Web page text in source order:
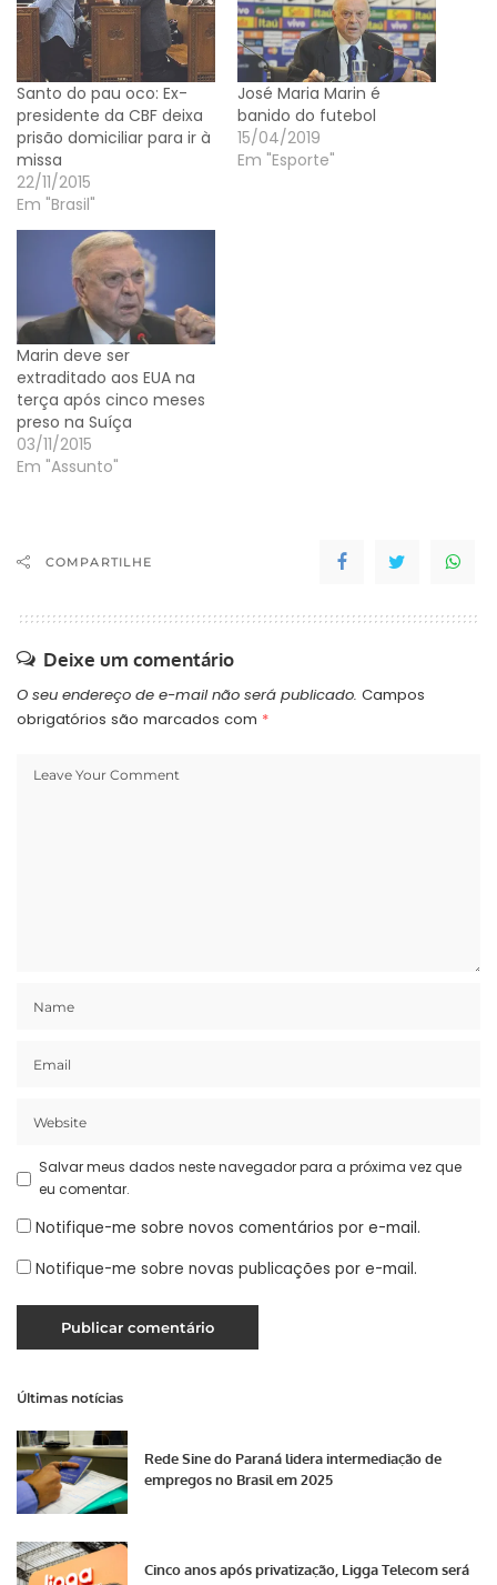
Santo do pau oco: Ex-
presidente da CBF deixa
prisão domiciliar para ir à
missa
22/11/2015
Em "Brasil"
José Maria Marin é
banido do futebol
15/04/2019
Em "Esporte"
Marin deve ser
extraditado aos EUA na
terça após cinco meses
preso na Suíça
03/11/2015
Em "Assunto"
COMPARTILHE
Deixe um comentário
O seu endereço de e-mail não será publicado. Campos
obrigatórios são marcados com *
Salvar meus dados neste navegador para a próxima vez que
eu comentar.
Notifique-me sobre novos comentários por e-mail.
Notifique-me sobre novas publicações por e-mail.
Últimas notícias
Rede Sine do Paraná lidera intermediação de
empregos no Brasil em 2025
Cinco anos após privatização, Ligga Telecom será